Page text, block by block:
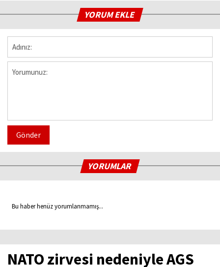
YORUM EKLE
Gönder
YORUMLAR
Bu haber henüz yorumlanmamış...
NATO zirvesi nedeniyle AGS